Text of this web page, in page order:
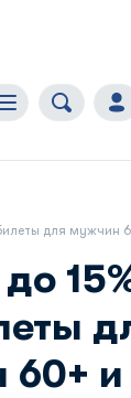
для мужчин
и